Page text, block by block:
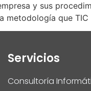
y sus
metodología que
Servicios
Consultoría